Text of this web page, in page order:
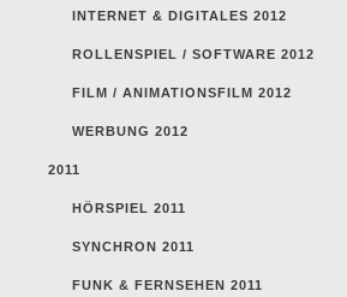
INTERNET & DIGITALES 2012
ROLLENSPIEL / SOFTWARE 2012
FILM / ANIMATIONSFILM 2012
WERBUNG 2012
2011
HÖRSPIEL 2011
SYNCHRON 2011
FUNK & FERNSEHEN 2011